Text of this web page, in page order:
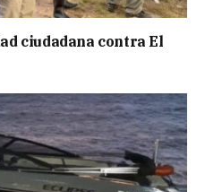
ciudadana contra El